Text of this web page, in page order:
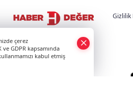
Gizlilik
çerez
GDPR kapsamında
kabul etmiş